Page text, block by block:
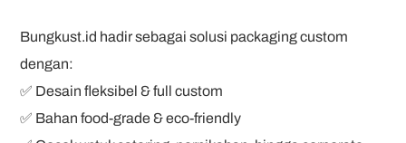
Bungkust.id hadir sebagai solusi packaging custom
dengan:
✅ Desain fleksibel & full custom
✅ Bahan food-grade & eco-friendly